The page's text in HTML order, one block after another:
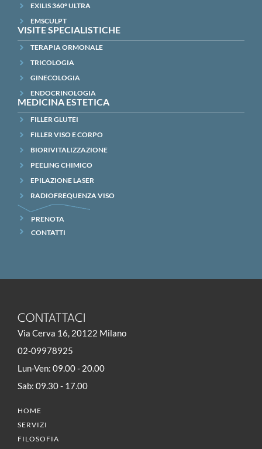
EXILIS 360° ULTRA
EMSCULPT
VISITE SPECIALISTICHE
TERAPIA ORMONALE
TRICOLOGIA
GINECOLOGIA
ENDOCRINOLOGIA
MEDICINA ESTETICA
FILLER GLUTEI
FILLER VISO E CORPO
BIORIVITALIZZAZIONE
PEELING CHIMICO
EPILAZIONE LASER
RADIOFREQUENZA VISO
PRENOTA
CONTATTI
CONTATTACI
Via Cerva 16, 20122 Milano
02-09978925
Lun-Ven: 09.00 - 20.00
Sab: 09.30 - 17.00
HOME
SERVIZI
FILOSOFIA